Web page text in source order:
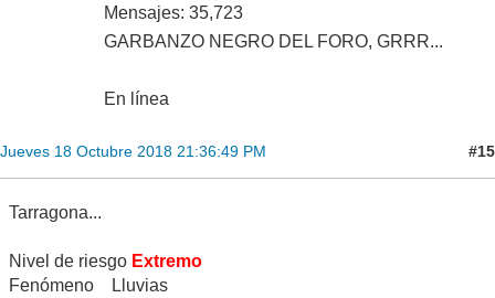
Mensajes: 35,723
GARBANZO NEGRO DEL FORO, GRRR...
En línea
Jueves 18 Octubre 2018 21:36:49 PM #15
Tarragona...
Nivel de riesgo Extremo
Fenómeno Lluvias